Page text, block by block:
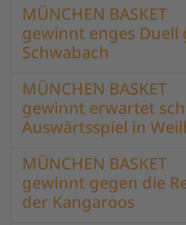
MÜNCHEN BASKET
gewinnt enges Duell
Schwabach
MÜNCHEN BASKET
gewinnt erwartet
Auswärtsspiel in
MÜNCHEN BASKET
gewinnt gegen die
der Kangaroos